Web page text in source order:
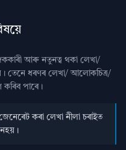
আৰু নতুনত্ব থকা লেখা/
তেনে ধৰণৰ লেখা/ আলোকচিত্ৰ/
পাৰে।
জেনেৰেট কৰা লেখা নীলা চৰাইত
নহয়।